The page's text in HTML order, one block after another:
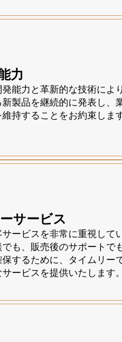
力
能力と革新的な技術によ
製品を継続的に発表し、
維持することをお約束します
サービス
ービスを非常に重視して
も、販売後のサポートで
するために、タイムリー
ービスを提供いたします。